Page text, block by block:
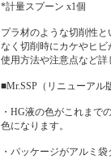
*計量スプーン x1個
プラ材のような切削性
なく切削時にカケやヒビ
使用方法や注意点など詳
■Mr.SSP（リニューアル
・HG液の色がこれまで
色になります。
・パッケージがアルミ